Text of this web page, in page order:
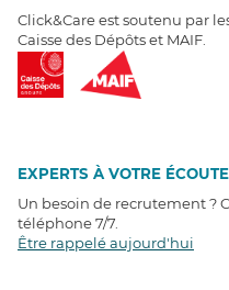
Click&Care est soutenu par
Caisse des Dépôts et MAIF.
EXPERTS À VOTRE ÉCOUTE
Un besoin de recrutement ?
téléphone 7/7
Être rappelé aujourd'hui